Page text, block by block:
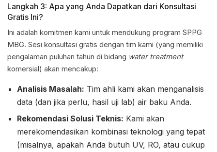
Langkah 3: Apa yang Anda Dapatkan dari Konsultasi
Gratis Ini?
Ini adalah komitmen kami untuk mendukung program SPPG
MBG. Sesi konsultasi gratis dengan tim kami (yang memiliki
pengalaman puluhan tahun di bidang water treatment
komersial) akan mencakup:
Analisis Masalah: Tim ahli kami akan menganalisis
data (dan jika perlu, hasil uji lab) air baku Anda.
Rekomendasi Solusi Teknis: Kami akan
merekomendasikan kombinasi teknologi yang tepat
(misalnya, apakah Anda butuh UV, RO, atau cukup